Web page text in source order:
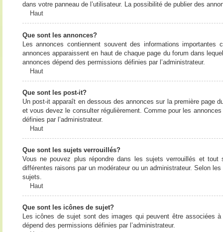
dans votre panneau de l’utilisateur. La possibilité de publier des
Haut
Que sont les annonces?
Les annonces contiennent souvent des informations
annonces apparaissent en haut de chaque page du forum dans
annonces dépend des permissions définies par l’administrateur.
Haut
Que sont les post-it?
Un post-it apparaît en dessous des annonces sur la première page
et vous devez le consulter régulièrement. Comme pour les
définies par l’administrateur.
Haut
Que sont les sujets verrouillés?
Vous ne pouvez plus répondre dans les sujets verrouillés et
différentes raisons par un modérateur ou un administrateur. Selon
sujets.
Haut
Que sont les icônes de sujet?
Les icônes de sujet sont des images qui peuvent être associées
dépend des permissions définies par l’administrateur.